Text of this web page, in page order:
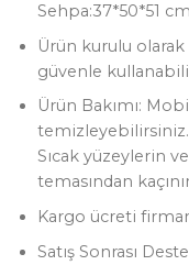
Sehpa:37*50*51
Ürün kurulu
güvenle
Ürün Bakımı:
temizleyebilirsiniz.
Sıcak yüzeylerin
temasından
Kargo ücreti
Satış Sonrası